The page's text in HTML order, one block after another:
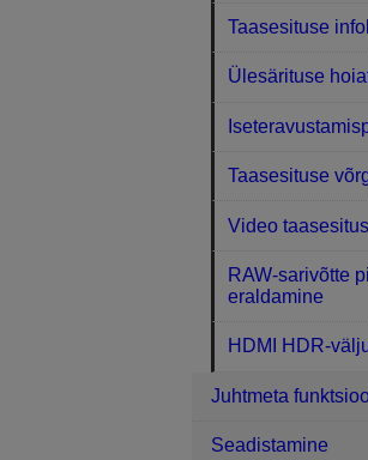
Taasesituse
Ülesärituse
Taasesituse
Video
RAW-sarivõtte
eraldamine
HDMI HDR-
Juhtmeta
Seadistamine